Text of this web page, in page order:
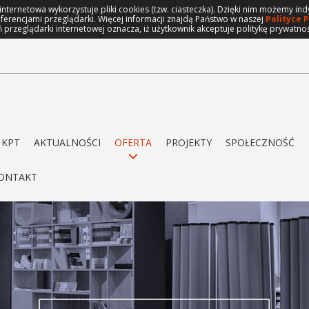
wykorzystuje pliki cookies (tzw. ciasteczka). Dzięki nim możemy
przeglądarki. Więcej informacji znajdą Państwo w naszej Polityce
internetowej oznacza, iż użytkownik akceptuje politykę
AKTUALNOŚCI OFERTA PROJEKTY SPOŁECZNOŚĆ